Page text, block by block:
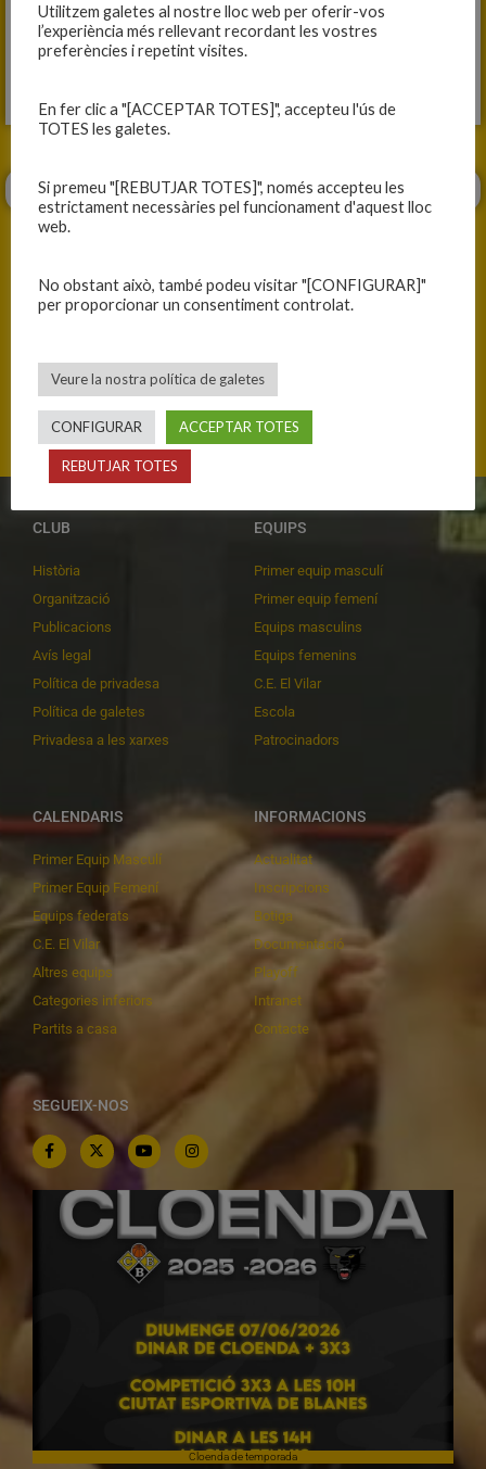
CLUB
Història
Organització
Publicacions
Avís legal
Política de privadesa
Política de galetes
Privadesa a les xarxes
EQUIPS
Primer equip masculí
Primer equip femení
Equips masculins
Equips femenins
C.E. El Vilar
Escola
Patrocinadors
CALENDARIS
Primer Equip Masculí
Primer Equip Femení
Equips federats
C.E. El Vilar
Altres equips
Categories inferiors
Partits a casa
INFORMACIONS
Actualitat
Inscripcions
Botiga
Documentació
Playoff
Intranet
Contacte
SEGUEIX-NOS
Cloenda de temporada
Utilitzem galetes al nostre lloc web per oferir-vos
l’experiència més rellevant recordant les vostres
preferències i repetint visites.
En fer clic a "[ACCEPTAR TOTES]", accepteu l'ús de
TOTES les galetes.
Si premeu "[REBUTJAR TOTES]", només accepteu les
estrictament necessàries pel funcionament d'aquest lloc
web.
No obstant això, també podeu visitar "[CONFIGURAR]"
per proporcionar un consentiment controlat.
Veure la nostra política de galetes
CONFIGURAR ACCEPTAR TOTES
REBUTJAR TOTES